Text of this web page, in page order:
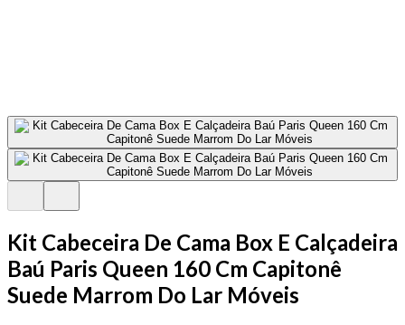
Kit Cabeceira De Cama Box E Calçadeira
Baú Paris Queen 160 Cm Capitonê
Suede Marrom Do Lar Móveis